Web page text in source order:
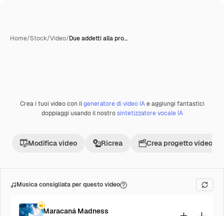
Home/Stock/Video/Due addetti alla pro…
Crea i tuoi video con ilgeneratore di video IAe aggiungi fantastici
doppiaggi usando il nostrosintetizzatore vocale IA
Modifica video Ricrea Crea progetto video
Musica consigliata per questo video
Maracaná Madness